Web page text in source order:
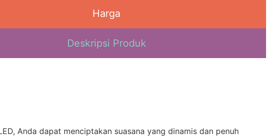
Harga
Deskripsi Produk
Anda dapat menciptakan suasana yang dinamis dan penuh